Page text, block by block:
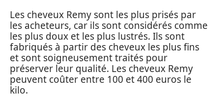
Les cheveux Remy sont les plus prisés par
les acheteurs, car ils sont considérés comme
les plus doux et les plus lustrés. Ils sont
fabriqués à partir des cheveux les plus fins
et sont soigneusement traités pour
préserver leur qualité. Les cheveux Remy
peuvent coûter entre 100 et 400 euros le
kilo.